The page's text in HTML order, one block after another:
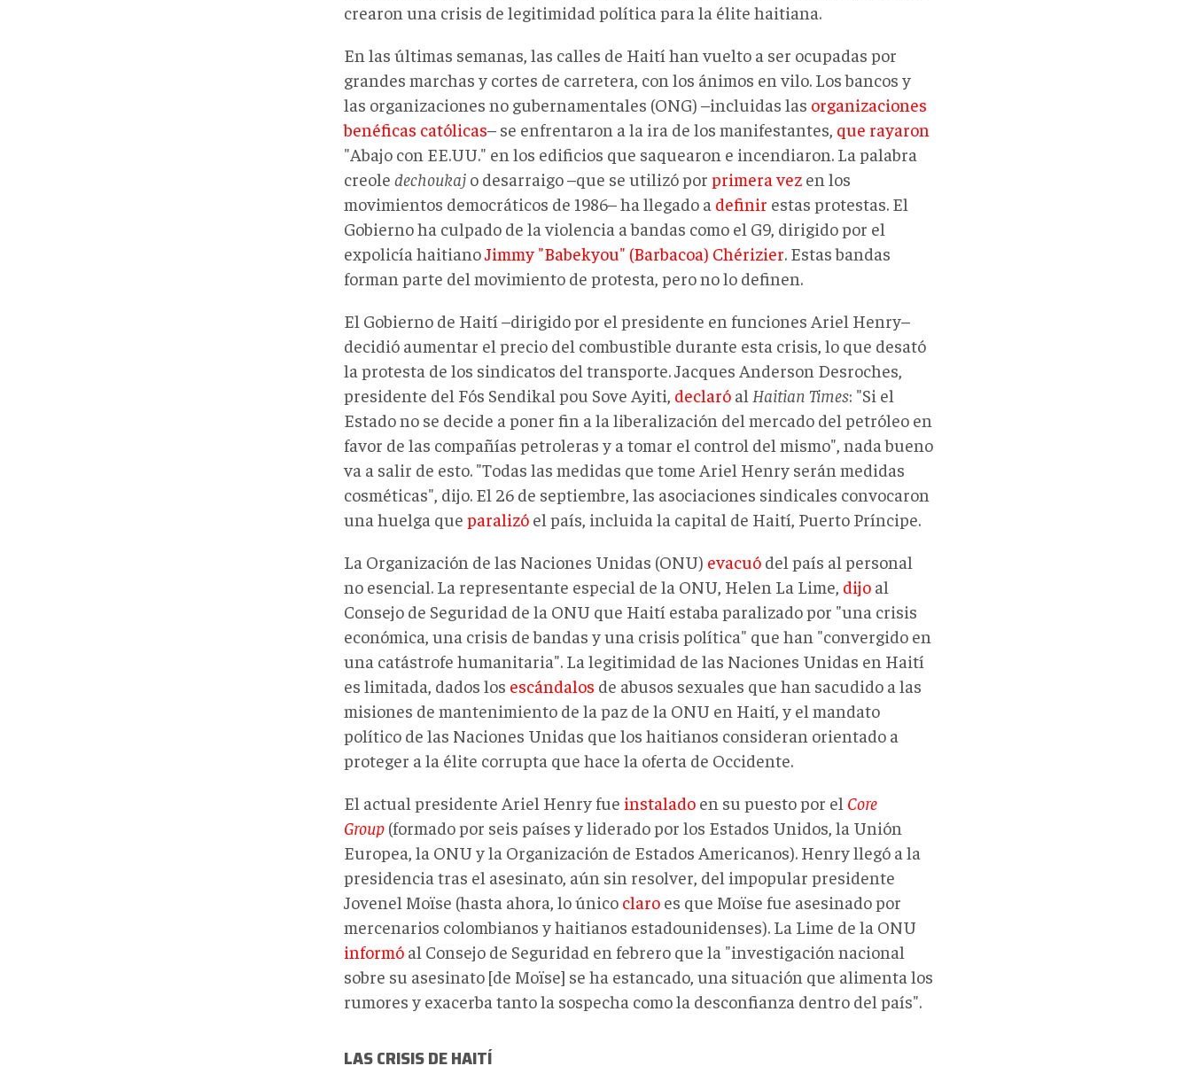
crearon una crisis de legitimidad política para la élite haitiana.
En las últimas semanas, las calles de Haití han vuelto a ser ocupadas por
grandes marchas y cortes de carretera, con los ánimos en vilo. Los bancos y
las organizaciones no gubernamentales (ONG) –incluidas las organizaciones
benéficas católicas– se enfrentaron a la ira de los manifestantes, que rayaron
"Abajo con EE.UU." en los edificios que saquearon e incendiaron. La palabra
creole dechoukaj o desarraigo –que se utilizó por primera vez en los
movimientos democráticos de 1986– ha llegado a definir estas protestas. El
Gobierno ha culpado de la violencia a bandas como el G9, dirigido por el
expolicía haitianoJimmy "Babekyou" (Barbacoa) Chérizier. Estas bandas
forman parte del movimiento de protesta, pero no lo definen.
El Gobierno de Haití –dirigido por el presidente en funciones Ariel Henry–
decidió aumentar el precio del combustible durante esta crisis, lo que desató
la protesta de los sindicatos del transporte. Jacques Anderson Desroches,
presidente del Fós Sendikal pou Sove Ayiti, declaró al Haitian Times: "Si el
Estado no se decide a poner fin a la liberalización del mercado del petróleo en
favor de las compañías petroleras y a tomar el control del mismo", nada bueno
va a salir de esto. "Todas las medidas que tome Ariel Henry serán medidas
cosméticas", dijo. El 26 de septiembre, las asociaciones sindicales convocaron
una huelga que paralizó el país, incluida la capital de Haití, Puerto Príncipe.
La Organización de las Naciones Unidas (ONU) evacuó del país al personal
no esencial. La representante especial de la ONU, Helen La Lime, dijo al
Consejo de Seguridad de la ONU que Haití estaba paralizado por "una crisis
económica, una crisis de bandas y una crisis política" que han "convergido en
una catástrofe humanitaria". La legitimidad de las Naciones Unidas en Haití
es limitada, dados los escándalos de abusos sexuales que han sacudido a las
misiones de mantenimiento de la paz de la ONU en Haití, y el mandato
político de las Naciones Unidas que los haitianos consideran orientado a
proteger a la élite corrupta que hace la oferta de Occidente.
El actual presidente Ariel Henry fue instalado en su puesto por el Core
Group (formado por seis países y liderado por los Estados Unidos, la Unión
Europea, la ONU y la Organización de Estados Americanos). Henry llegó a la
presidencia tras el asesinato, aún sin resolver, del impopular presidente
Jovenel Moïse (hasta ahora, lo único claro es que Moïse fue asesinado por
mercenarios colombianos y haitianos estadounidenses). La Lime de la ONU
informó al Consejo de Seguridad en febrero que la "investigación nacional
sobre su asesinato [de Moïse] se ha estancado, una situación que alimenta los
rumores y exacerba tanto la sospecha como la desconfianza dentro del país".
LAS CRISIS DE HAITÍ